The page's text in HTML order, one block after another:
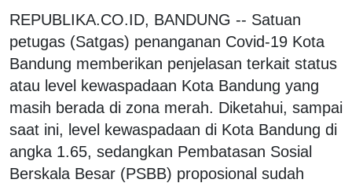
REPUBLIKA.CO.ID, BANDUNG -- Satuan
petugas (Satgas) penanganan Covid-19 Kota
Bandung memberikan penjelasan terkait status
atau level kewaspadaan Kota Bandung yang
masih berada di zona merah. Diketahui, sampai
saat ini, level kewaspadaan di Kota Bandung di
angka 1.65, sedangkan Pembatasan Sosial
Berskala Besar (PSBB) proposional sudah